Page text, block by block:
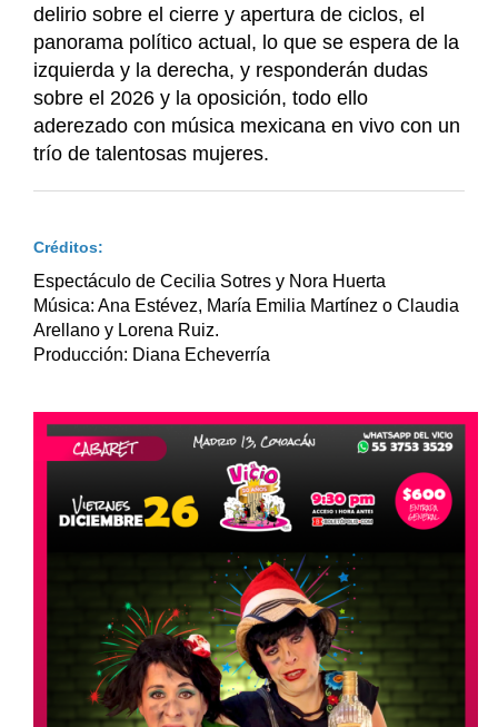
delirio sobre el cierre y apertura de ciclos, el
panorama político actual, lo que se espera de la
izquierda y la derecha, y responderán dudas
sobre el 2026 y la oposición, todo ello
aderezado con música mexicana en vivo con un
trío de talentosas mujeres.
Créditos:
Espectáculo de Cecilia Sotres y Nora Huerta
Música: Ana Estévez, María Emilia Martínez o Claudia
Arellano y Lorena Ruiz.
Producción: Diana Echeverría